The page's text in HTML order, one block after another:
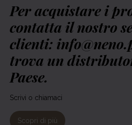
Per acquistare i
contatta il nostro
clienti:
trova un
Paese.
Scrivi o chiamaci
Scopri di più